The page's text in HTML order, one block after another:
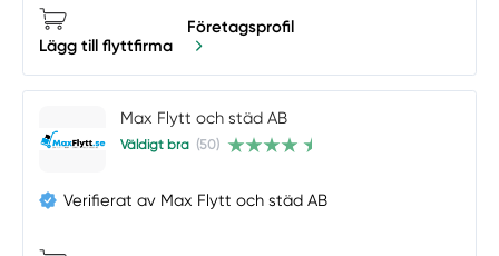
Lägg till flyttfirma
Företagsprofil
Max Flytt och städ AB
Väldigt bra (50)
Verifierat av Max Flytt och städ AB